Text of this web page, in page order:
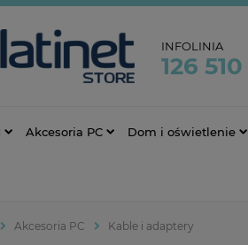
INFOLINIA
126
Akcesoria PC Dom i oświetlenie
Akcesoria PC Kable i adaptery